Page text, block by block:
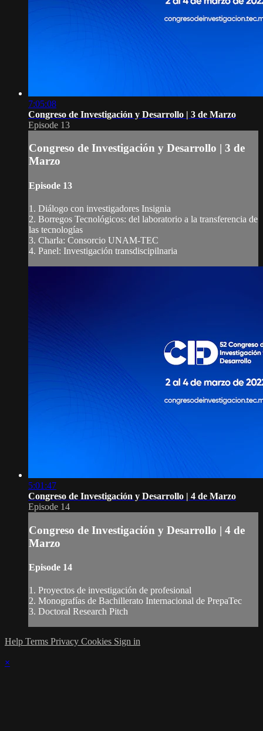
7:05:08
Congreso de Investigación y Desarrollo | 3 de Marzo
Episode 13
Congreso de Investigación y Desarrollo | 3 de
Marzo
Episode 13
1. Diálogo con investigadores Insignia
2. Borregos Tecnológicos: del laboratorio a la transferencia de
las tecnologías
3. Charla: Consorcio UNAM-TEC
4. Panel: Investigación transdiscipilnaria
5:01:47
Congreso de Investigación y Desarrollo | 4 de Marzo
Episode 14
Congreso de Investigación y Desarrollo | 4 de
Marzo
Episode 14
1. Proyectos de investigación de profesional
2. Monografías de Bachillerato Internacional de PrepaTec
3. Doctoral Research Pitch
Help Terms Privacy Cookies Sign in
×